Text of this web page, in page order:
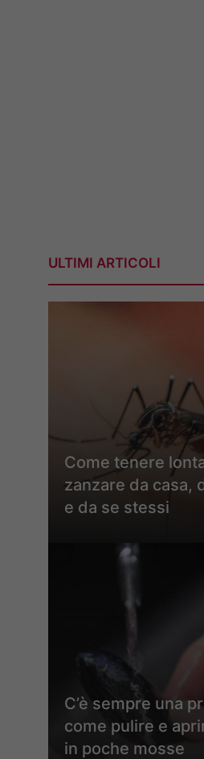
ULTIMI ARTICOLI
Come tenere
zanzare da casa,
e da se stessi
C’è sempre una
come pulire e
in poche mosse